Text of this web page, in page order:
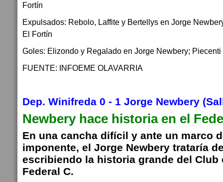
Fortín
Expulsados: Rebolo, Laffite y Bertellys en Jorge
El Fortín
Goles: Elizondo y Regalado en Jorge Newbery;
FUENTE: INFOEME OLAVARRIA
Dep. Winifreda 0 - 1 Jorge Newbery
Newbery hace historia en el
En una cancha difícil y ante un marco
imponente, el Jorge Newbery trataría
escribiendo la historia grande del Club
Federal C.